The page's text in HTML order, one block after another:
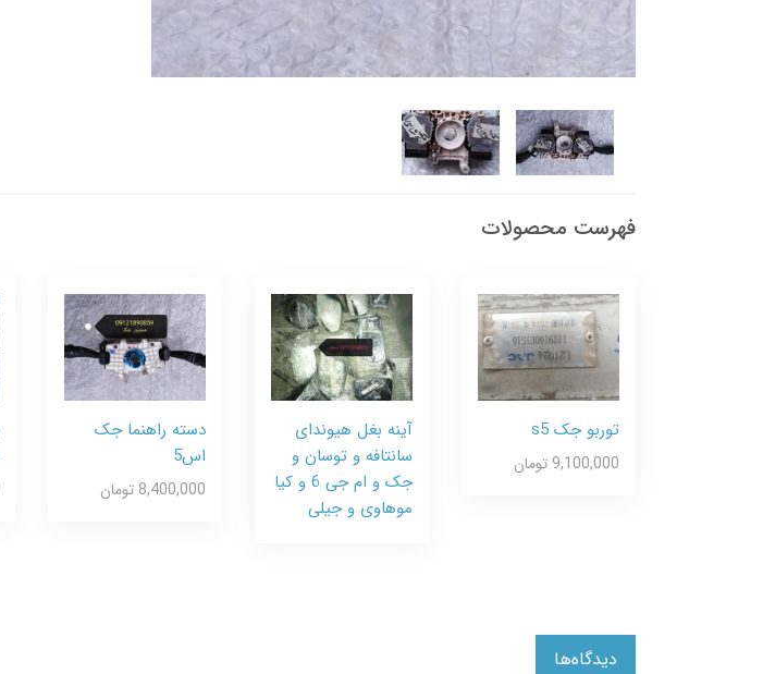
فهرست محصولات
توربو جک s5
9,100,000 تومان
آینه بغل هیوندای
سانتافه و توسان و
جک و ام جی 6 و کیا
موهاوی و جیلی
دسته راهنما جک
اس5
8,400,000 تومان
دیدگاه‌ها